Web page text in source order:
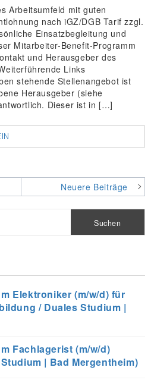
Arbeitsumfeld mit guten
nach iGZ/DGB Tarif zzgl.
Einsatzbegleitung und
Mitarbeiter-Benefit-Programm
und Herausgeber des
Links
stehende Stellenangebot ist
Herausgeber (siehe
Dieser ist in […]
Neuere Beiträge
Elektroniker (m/w/d) für
/ Duales Studium |
Fachlagerist (m/w/d)
| Bad Mergentheim)